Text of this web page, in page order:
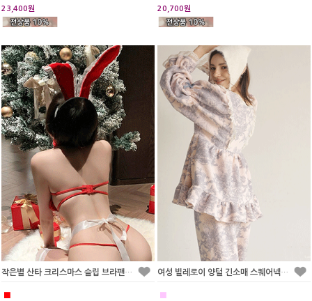
23,400원
20,700원
작은별 산타 크리스마스 슬립 브라팬티세트
■
여성 빌레로이 양털 긴소매 스퀘어넥 투피스 잠옷
■